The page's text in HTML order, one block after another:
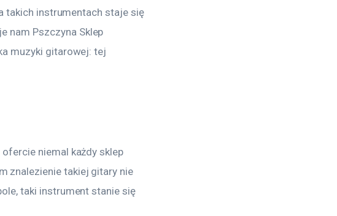
takich instrumentach staje się
nam Pszczyna Sklep
muzyki gitarowej: tej
niemal każdy sklep
znalezienie takiej gitary nie
taki instrument stanie się